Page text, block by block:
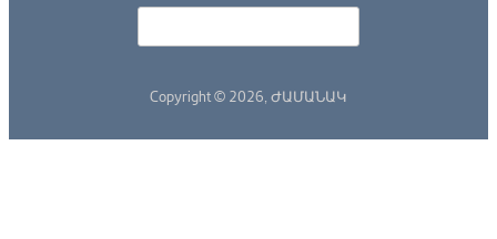
Copyright © 2026, ԺԱՄԱՆԱԿ